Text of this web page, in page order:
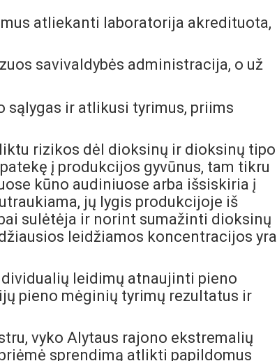
atliekanti laboratorija akredituota,
savivaldybės administracija, o už
ir atlikusi tyrimus, priims
rizikos dėl dioksinų ir dioksinų tipo
į produkcijos gyvūnus, tam tikru
kūno audiniuose arba išsiskiria į
jų lygis produkcijoje iš
sulėtėja ir norint sumažinti dioksinų
leidžiamos koncentracijos yra
leidimų atnaujinti pieno
pieno mėginių tyrimų rezultatus ir
vyko Alytaus rajono ekstremalių
sprendimą atlikti papildomus